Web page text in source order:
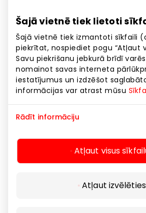
Šajā vietnē tiek lietoti
Šajā vietnē tiek izmantoti sīkfaili
piekrītat, nospiediet pogu “Atļaut
Savu piekrišanu jebkurā brīdī
nomainot savas interneta
iestatījumus un izdzēšot
informācijas var atrast mūsu
Rādīt informāciju
Atļaut visus
Atļaut izvēlēties